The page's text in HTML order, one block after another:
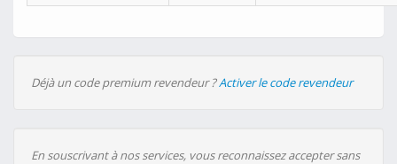
Déjà un code premium revendeur ?Activer le code revendeur
En souscrivant à nos services, vous reconnaissez accepter sans